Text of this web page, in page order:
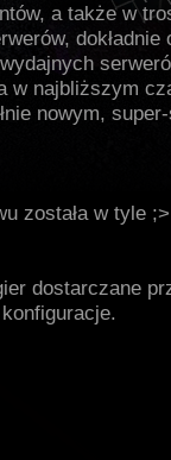
a także w
dokładnie
w najbliższym
nowym,
została w tyle
dostarczane